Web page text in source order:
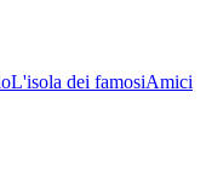
L'isola dei famosiAmici